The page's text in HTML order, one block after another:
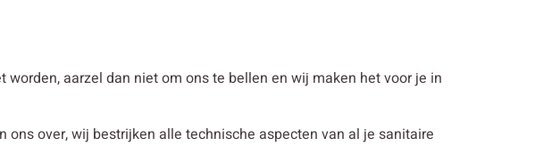
aarzel dan niet om ons te bellen en wij maken het voor je in
over, wij bestrijken alle technische aspecten van al je sanitaire